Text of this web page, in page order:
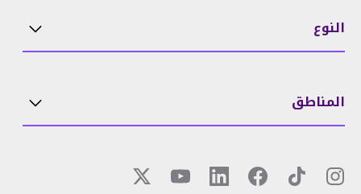
النوع
المناطق